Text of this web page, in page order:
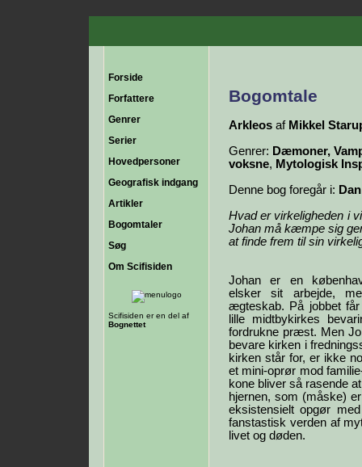
Forside
Forfattere
Genrer
Serier
Hovedpersoner
Geografisk indgang
Artikler
Bogomtaler
Søg
Om Scifisiden
Scifisiden er en del af
Bognettet
Bogomtale
Arkleos af Mikkel
Genrer: Dæmoner,
voksne, Mytologisk
Denne bog foregår i:
Hvad er virkeligheden i
Johan må kæmpe sig
at finde frem til sin
Johan er en
elsker sit arbejde,
ægteskab. På jobbet
lille midtbykirkes
fordrukne præst. Men
bevare kirken i
kirken står for, er ikke
et mini-oprør mod
kone bliver så rasende
hjernen, som (måske)
eksistensielt opgør
fanstastisk verden af
livet og døden.